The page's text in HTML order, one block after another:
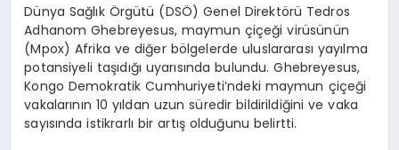
Dünya Sağlık Örgütü (DSÖ) Genel Direktörü Tedros
Adhanom Ghebreyesus, maymun çiçeği virüsünün
(Mpox) Afrika ve diğer bölgelerde uluslararası yayılma
potansiyeli taşıdığı uyarısında bulundu. Ghebreyesus,
Kongo Demokratik Cumhuriyeti’ndeki maymun çiçeği
vakalarının 10 yıldan uzun süredir bildirildiğini ve vaka
sayısında istikrarlı bir artış olduğunu belirtti.